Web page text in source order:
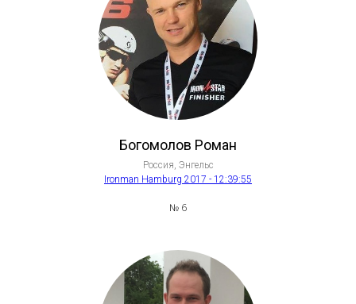
Богомолов Роман
Россия, Энгельс
Ironman Hamburg 2017 - 12:39:55
№ 6